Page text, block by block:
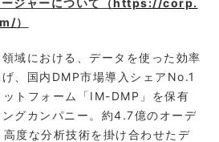
）
領域における、データを使った効率
、国内DMP市場導入シェアNo.1
トフォーム「IM-DMP」を保有
グカンパニー。約4.7億のオーデ
度な分析技術を掛け合わせたデ